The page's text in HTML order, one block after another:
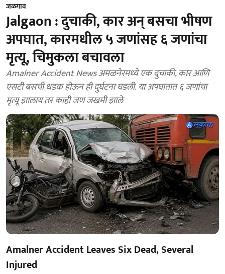
जळगाव
Jalgaon : दुचाकी, कार अन् बसचा भीषण
अपघात, कारमधील ५ जणांसह ६ जणांचा
मृत्यू, चिमुकला बचावला
Amalner Accident News अमळनेरमध्ये एक दुचाकी, कार आणि
एसटी बसची धडक होऊन ही दुर्घटना घडली. या अपघातात ६ जणांचा
मृत्यू झालाय तर काही जण जखमी झाले
Amalner Accident Leaves Six Dead, Several
Injured